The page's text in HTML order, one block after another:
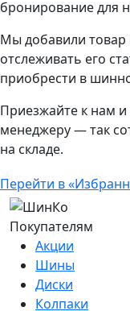
бронирование для
Мы добавили товар
отслеживать его
приобрести в
Приезжайте к нам
менеджеру — так
на складе.
Перейти в
Покупателям
Акции
Шины
Диски
Колпаки